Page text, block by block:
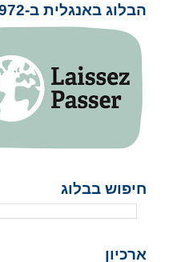
הבלוג באנגלית ב-972+
חיפוש בבלוג
ארכיון